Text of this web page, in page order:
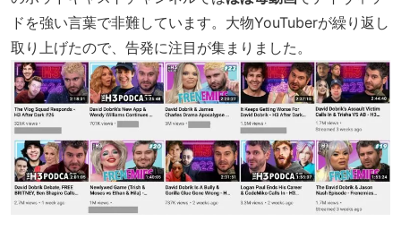
ドを強い言葉で非難しています。大物YouTuberが繰り返し
取り上げたので、告発に注目が集まりました。